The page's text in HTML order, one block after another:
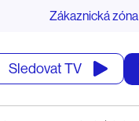
Zákaznická zóna
Sledovat TV